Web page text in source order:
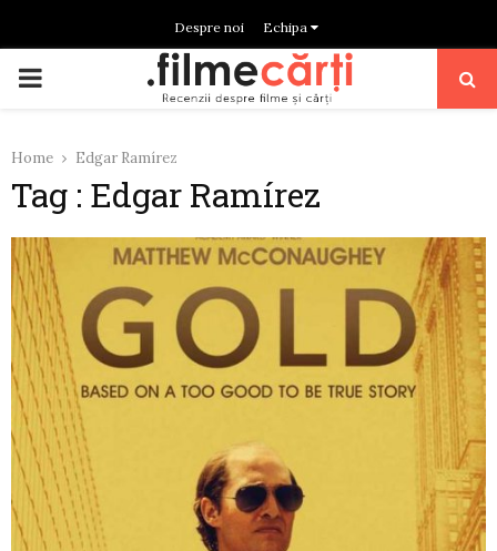
Despre noi Echipa
PRIMARY
Home Edgar Ramírez
Tag : Edgar Ramírez